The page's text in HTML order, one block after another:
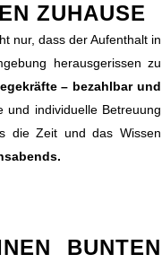
ZUHAUSE
nur, dass der Aufenthalt in
herausgerissen zu
– bezahlbar und
und individuelle Betreuung
die Zeit und das Wissen
BUNTEN